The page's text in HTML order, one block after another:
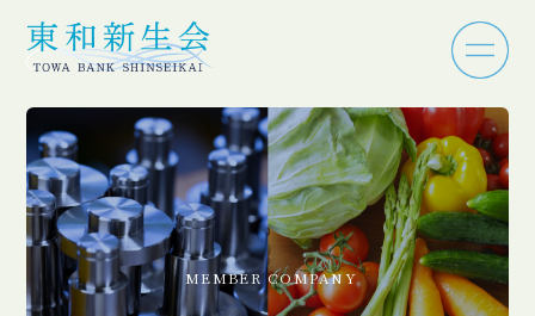
MEMBER COMPANY